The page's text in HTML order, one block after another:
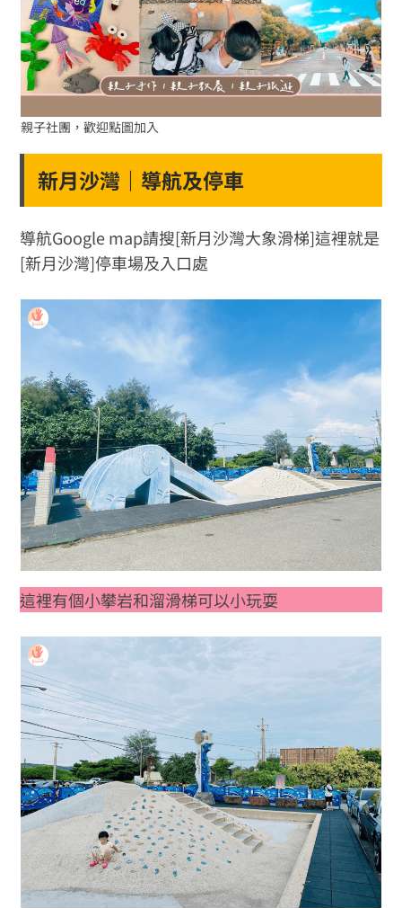
親子社團，歡迎點圖加入
新月沙灣｜導航及停車
導航Google map請搜[新月沙灣大象滑梯]這裡就是
[新月沙灣]停車場及入口處
這裡有個小攀岩和溜滑梯可以小玩耍